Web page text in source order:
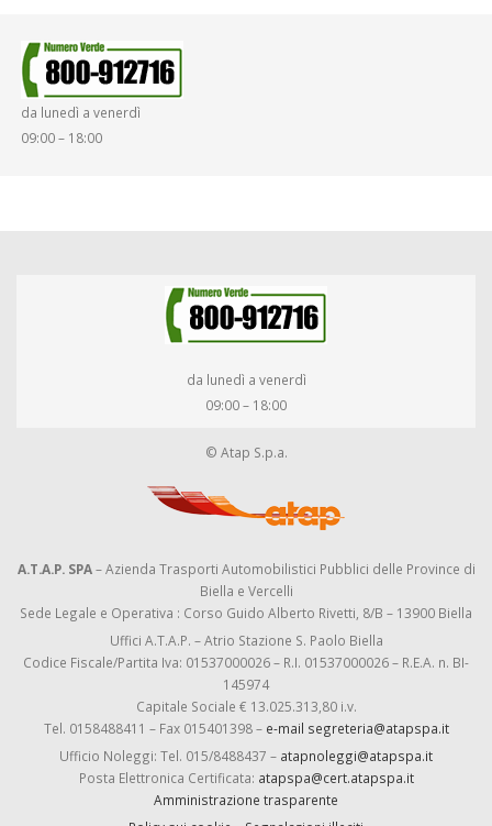
da lunedì a venerdì
09:00 – 18:00
da lunedì a venerdì
09:00 – 18:00
© Atap S.p.a.
A.T.A.P. SPA– Azienda Trasporti Automobilistici Pubblici delle Province di
Biella e Vercelli
Sede Legale e Operativa : Corso Guido Alberto Rivetti, 8/B – 13900 Biella
Uffici A.T.A.P. – Atrio Stazione S. Paolo Biella
Codice Fiscale/Partita Iva: 01537000026 – R.I. 01537000026 – R.E.A. n. BI-
145974
Capitale Sociale € 13.025.313,80 i.v.
Tel. 0158488411 – Fax 015401398 – e-mail segreteria@atapspa.it
Ufficio Noleggi: Tel. 015/8488437 – atapnoleggi@atapspa.it
Posta Elettronica Certificata: atapspa@cert.atapspa.it
Amministrazione trasparente